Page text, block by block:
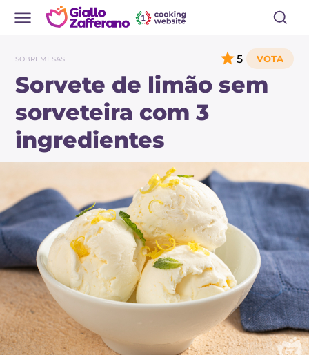
SOBREMESAS
Sorvete de limão sem
sorveteira com 3
ingredientes
5